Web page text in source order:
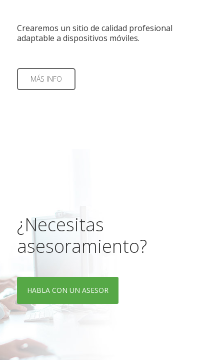
Crearemos un sitio de calidad profesional
adaptable a dispositivos móviles.
MÁS INFO
¿Necesitas
asesoramiento?
HABLA CON UN ASESOR